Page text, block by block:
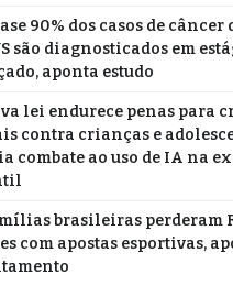
90% dos casos de câncer
são diagnosticados em
aponta estudo
lei endurece penas para
contra crianças e
combate ao uso de IA na
brasileiras perderam
com apostas esportivas,